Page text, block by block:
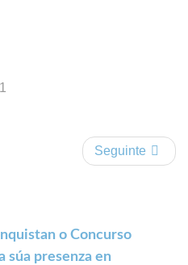
Seguinte
o Concurso
súa presenza en